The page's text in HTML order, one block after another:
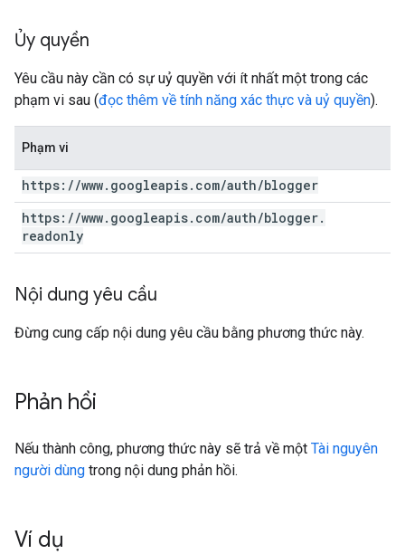
Ủy quyền
Yêu cầu này cần có sự uỷ quyền với ít nhất một trong các
phạm vi sau (đọc thêm về tính năng xác thực và uỷ quyền).
Phạm vi
https: //www. googleapis. com/auth/blogger
https: //www. googleapis. com/auth/blogger.
readonly
Nội dung yêu cầu
Đừng cung cấp nội dung yêu cầu bằng phương thức này.
Phản hồi
Nếu thành công, phương thức này sẽ trả về một Tài nguyên
người dùng trong nội dung phản hồi.
Ví dụ